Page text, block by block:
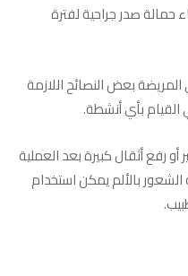
حمالة صدر جراحية لفترة
بعض النصائح اللازمة
القيام بأي أنشطة.
رفع أثقال كبيرة بعد العملية
الشعور بالألم يمكن استخدام